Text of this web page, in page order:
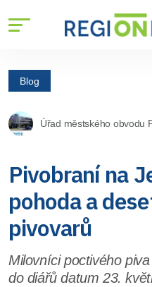
Blog
Úřad městského obvodu
Pivobraní na
pohoda a
pivovarů
Milovníci poctivého
do diářů datum 23.